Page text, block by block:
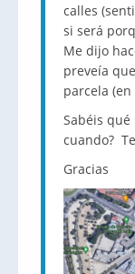
calles
si será
Me dijo
preveía
parcela
Sabéis
cuando?
Gracias